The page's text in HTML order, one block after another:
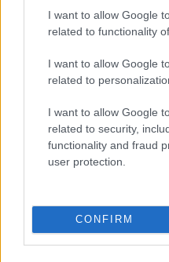
I want to allow Google
related to functionality
I want to allow Google
related to
I want to allow Google
related to security,
functionality and fraud
user protection.
CONFIRM
Nem ecettel és nem